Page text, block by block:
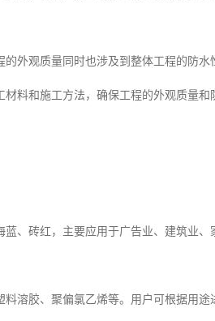
外观质量同时也涉及到整体工程的防水
料和施工方法，确保工程的外观质量和
、砖红，主要应用于广告业、建筑业、
溶胶、聚偏氯乙烯等。用户可根据用途